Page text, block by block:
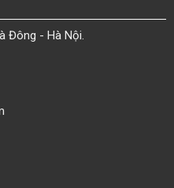
Đông - Hà Nội.